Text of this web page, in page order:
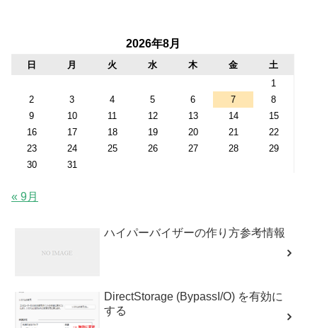
2026年8月
日 月 火 水 木 金
土
1
2
3 4 5 6 7
8
9
10 11 12 13 14
15
16
17 18 19 20 21
22
23
24 25 26 27 28
29
30
31
« 9月
ハイパーバイザーの作り方参考情報
DirectStorage (BypassI/O) を有効に
する